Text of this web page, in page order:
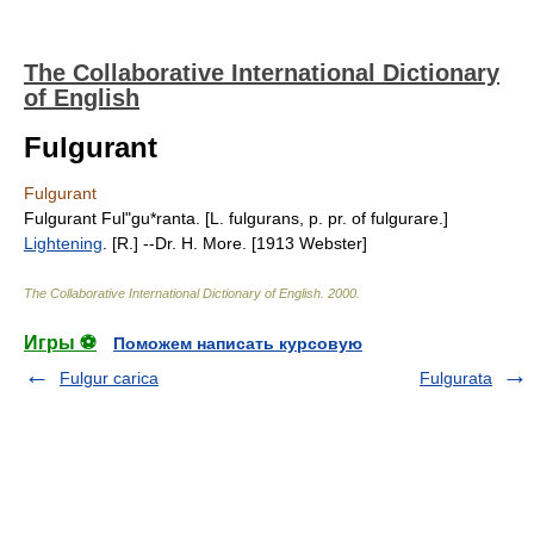
The Collaborative International Dictionary
of English
Fulgurant
Fulgurant
Fulgurant Ful"gu*ranta. [L. fulgurans, p. pr. of fulgurare.]
Lightening . [R.] --Dr. H. More. [1913 Webster]
The Collaborative International Dictionary of English 2000
Игры ⚽
Поможем написать курсовую
Fulgur carica
Fulgurata